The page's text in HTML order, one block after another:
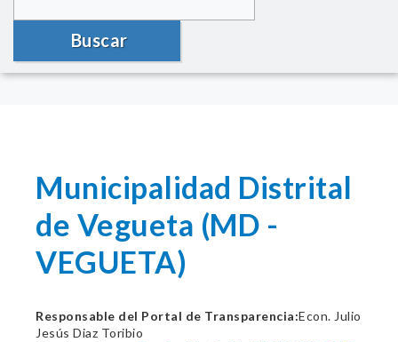
Buscar
Municipalidad Distrital
de Vegueta (MD -
VEGUETA)
Responsable del Portal de Transparencia:Econ. Julio
Jesús Diaz Toribio